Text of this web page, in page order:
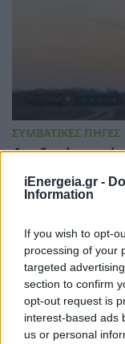
iEnergeia.gr -
Information
If you wish to opt-
processing of your
targeted
section to confirm
opt-out request is
interest-based ads
us or personal
ΣΥΜΒΑΤΙΚΕΣ ΠΗΓΕΣ
Ανοδικά
μετά την
στη Μέση